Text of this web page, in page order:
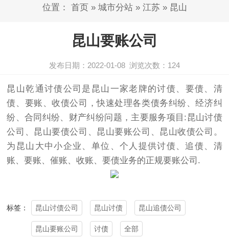
位置： 首页» 城市分站» 江苏» 昆山
昆山要账公司
发布日期：2022-01-08 浏览次数： 124
昆山乾通讨债公司 是 昆山 一家老牌的讨债、要债、清
债、要账、收债公司，快速处理各类债务纠纷、经济纠
纷、合同纠纷、财产纠纷问题，主要服务项目: 昆山讨债
公司 、昆山要债公司、昆山要账公司、昆山收债公司。
为昆山大中小企业、单位、个人提供讨债、追债、清
账、要账、催账、收账、要债业务的正规要账公司.
标签： 昆山讨债公司 昆山讨债 昆山追债公司
昆山要账公司 讨债 全部